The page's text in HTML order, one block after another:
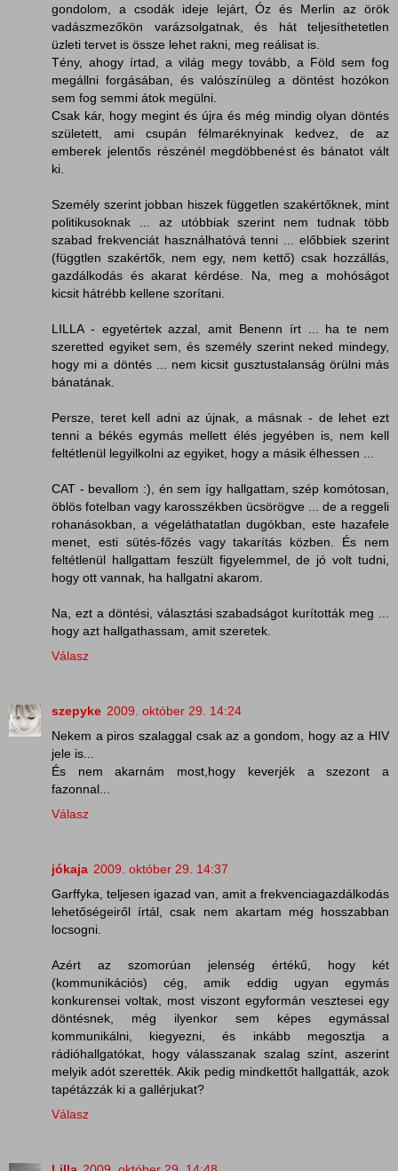
gondolom, a csodák ideje lejárt, Óz és Merlin az örök
vadászmezőkön varázsolgatnak, és hát teljesíthetetlen
üzleti tervet is össze lehet rakni, meg reálisat is.
Tény, ahogy írtad, a világ megy tovább, a Föld sem fog
megállni forgásában, és valószínüleg a döntést hozókon
sem fog semmi átok megülni.
Csak kár, hogy megint és újra és még mindig olyan döntés
született, ami csupán félmaréknyinak kedvez, de az
emberek jelentős részénél megdöbbenést és bánatot vált
ki.
Személy szerint jobban hiszek független szakértőknek, mint
politikusoknak ... az utóbbiak szerint nem tudnak több
szabad frekvenciát használhatóvá tenni ... előbbiek szerint
(függtlen szakértők, nem egy, nem kettő) csak hozzállás,
gazdálkodás és akarat kérdése. Na, meg a mohóságot
kicsit hátrébb kellene szorítani.
LILLA - egyetértek azzal, amit Benenn írt ... ha te nem
szeretted egyiket sem, és személy szerint neked mindegy,
hogy mi a döntés ... nem kicsit gusztustalanság örülni más
bánatának.
Persze, teret kell adni az újnak, a másnak - de lehet ezt
tenni a békés egymás mellett élés jegyében is, nem kell
feltétlenül legyilkolni az egyiket, hogy a másik élhessen ...
CAT - bevallom :), én sem így hallgattam, szép komótosan,
öblös fotelban vagy karosszékben ücsörögve ... de a reggeli
rohanásokban, a végeláthatatlan dugókban, este hazafele
menet, esti sütés-főzés vagy takarítás közben. És nem
feltétlenül hallgattam feszült figyelemmel, de jó volt tudni,
hogy ott vannak, ha hallgatni akarom.
Na, ezt a döntési, választási szabadságot kurították meg ...
hogy azt hallgathassam, amit szeretek.
Válasz
szepyke 2009. október 29. 14:24
Nekem a piros szalaggal csak az a gondom, hogy az a HIV
jele is...
És nem akarnám most,hogy keverjék a szezont a
fazonnal...
Válasz
jókaja 2009. október 29. 14:37
Garffyka, teljesen igazad van, amit a frekvenciagazdálkodás
lehetőségeiről írtál, csak nem akartam még hosszabban
locsogni.
Azért az szomorúan jelenség értékű, hogy két
(kommunikációs) cég, amik eddig ugyan egymás
konkurensei voltak, most viszont egyformán vesztesei egy
döntésnek, még ilyenkor sem képes egymással
kommunikálni, kiegyezni, és inkább megosztja a
rádióhallgatókat, hogy válasszanak szalag színt, aszerint
melyik adót szerették. Akik pedig mindkettőt hallgatták, azok
tapétázzák ki a gallérjukat?
Válasz